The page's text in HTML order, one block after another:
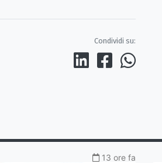
Condividi su:
13 ore fa